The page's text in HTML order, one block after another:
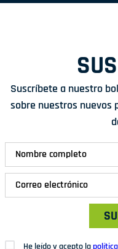
Suscríbete a nuestro
sobre nuestros nuevos